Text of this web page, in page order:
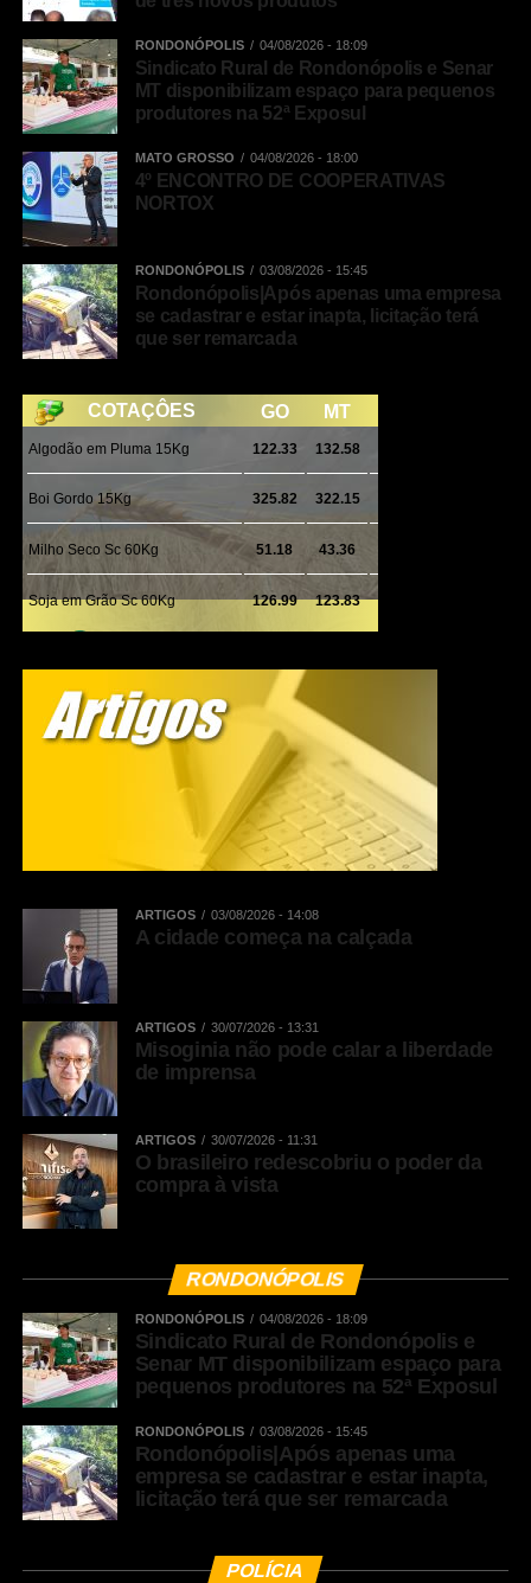
Messenger
LinkedIn
RONDONÓPOLIS 04/08/2026 - 18:09
Sindicato Rural de Rondonópolis e Senar
MT disponibilizam espaço para pequenos
produtores na 52ª Exposul
MATO GROSSO 04/08/2026 - 18:00
4º ENCONTRO DE COOPERATIVAS
NORTOX
RONDONÓPOLIS 03/08/2026 - 15:45
Rondonópolis|Após apenas uma empresa
se cadastrar e estar inapta, licitação terá
que ser remarcada
ARTIGOS 03/08/2026 - 14:08
A cidade começa na calçada
ARTIGOS 30/07/2026 - 13:31
Misoginia não pode calar a liberdade
de imprensa
ARTIGOS 30/07/2026 - 11:31
O brasileiro redescobriu o poder da
compra à vista
RONDONÓPOLIS
RONDONÓPOLIS 04/08/2026 - 18:09
Sindicato Rural de Rondonópolis e
Senar MT disponibilizam espaço para
pequenos produtores na 52ª Exposul
RONDONÓPOLIS 03/08/2026 - 15:45
Rondonópolis|Após apenas uma
empresa se cadastrar e estar inapta,
licitação terá que ser remarcada
POLÍCIA